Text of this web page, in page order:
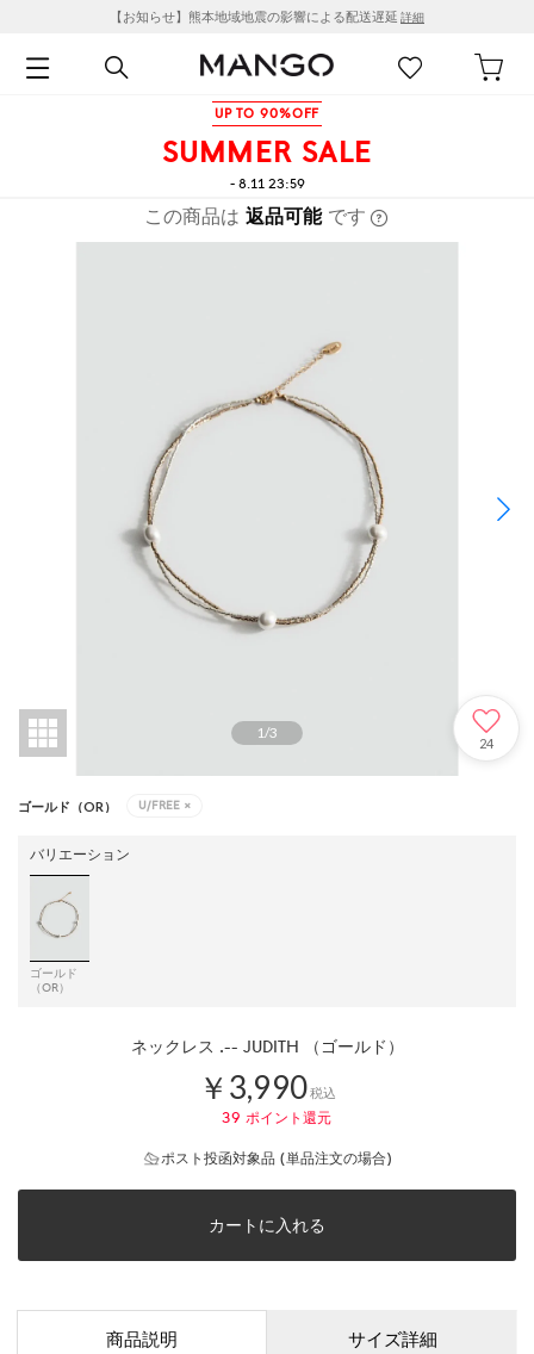
【お知らせ】熊本地域地震の影響による配送遅延 詳細
UP TO 90%OFF
SUMMER SALE
- 8.11 23:59
この商品は 返品可能 です
1/3
24
ゴールド（OR） U/FREE ×
バリエーション
ゴールド
（OR）
ネックレス .-- JUDITH （ゴールド）
￥3,990税込
39 ポイント還元
ポスト投函対象品 (単品注文の場合)
カートに入れる
商品説明 サイズ詳細